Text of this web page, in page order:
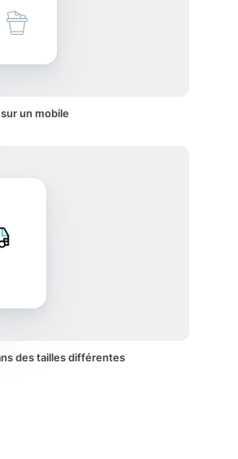
un mobile
des tailles différentes